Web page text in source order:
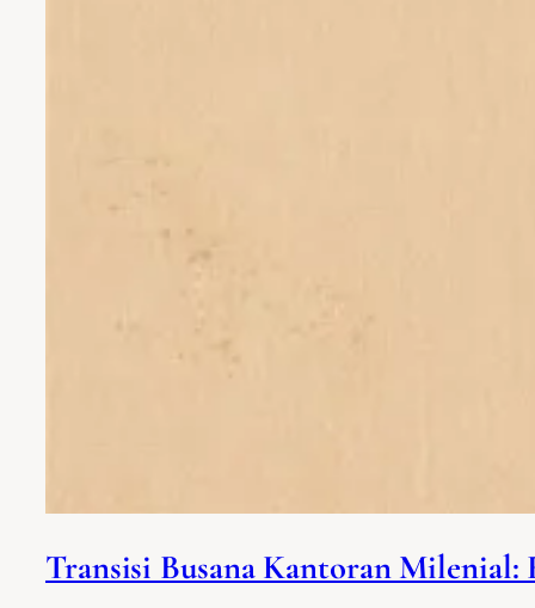
Transisi Busana Kantoran